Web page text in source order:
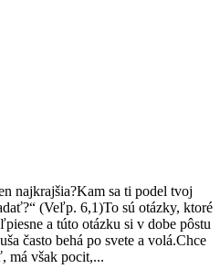
najkrajšia?Kam sa ti podel tvoj
(Veľp. 6,1)To sú otázky, ktoré
a túto otázku si v dobe pôstu
často behá po svete a volá.Chce
má však pocit,...